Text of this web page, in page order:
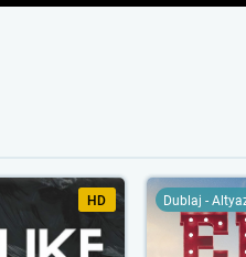
HD Dublaj -